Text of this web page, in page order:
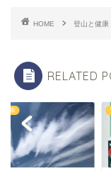
HOME 登山と健康
RELATED
健康